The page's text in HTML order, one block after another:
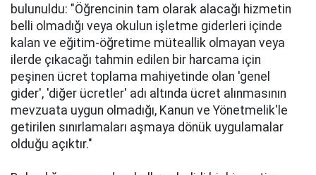
bulunuldu: "Öğrencinin tam olarak alacağı hizmetin
belli olmadığı veya okulun işletme giderleri içinde
kalan ve eğitim-öğretime müteallik olmayan veya
ilerde çıkacağı tahmin edilen bir harcama için
peşinen ücret toplama mahiyetinde olan 'genel
gider', 'diğer ücretler' adı altında ücret alınmasının
mevzuata uygun olmadığı, Kanun ve Yönetmelik'le
getirilen sınırlamaları aşmaya dönük uygulamalar
olduğu açıktır."